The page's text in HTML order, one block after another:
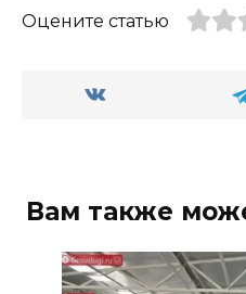
Оцените статью
Вам также